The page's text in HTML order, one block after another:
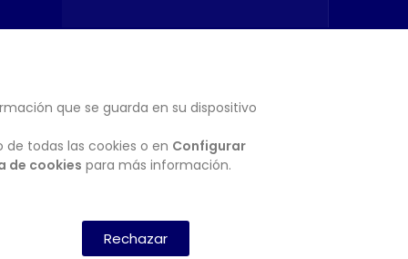
SUSCRIBIRSE
que se guarda en su dispositivo
todas las cookies o en Configurar
de cookies para más información.
Rechazar